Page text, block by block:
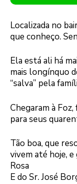
Localizada no
que conheço.
Ela está ali há
mais longínquo
“salva” pela
Chegaram à
para seus
Tão boa, que
vivem até hoje,
Rosa
E do Sr. José